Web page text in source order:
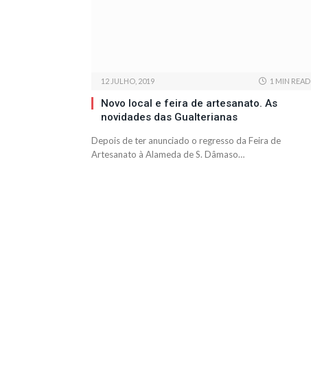
12 JULHO, 2019 1 MIN READ
Novo local e feira de artesanato. As
novidades das Gualterianas
Depois de ter anunciado o regresso da Feira de
Artesanato à Alameda de S. Dâmaso…